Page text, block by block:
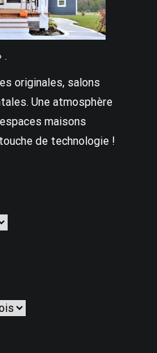
.
originales, salons
Une atmosphère
maisons
de technologie !